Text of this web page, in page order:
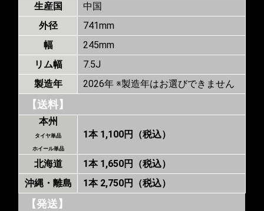
生産国
中国
外径
741mm
幅
245mm
リム幅
7.5J
製造年
2026年 ※製造年はお選びできません
【送料】
本州
タイヤ単品
ホイール単品
1本 1,100円（税込）
北海道
1本 1,650円（税込）
沖縄・離島
1本 2,750円（税込）
【発送】